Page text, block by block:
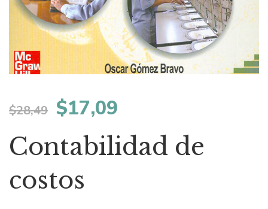
$28,49 El
precio
era:
$17,09
precio
Contabilidad de
costos